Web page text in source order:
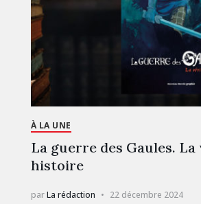
À LA UNE
La guerre des Gaules.
histoire
parLa rédaction 22 décembre 2024